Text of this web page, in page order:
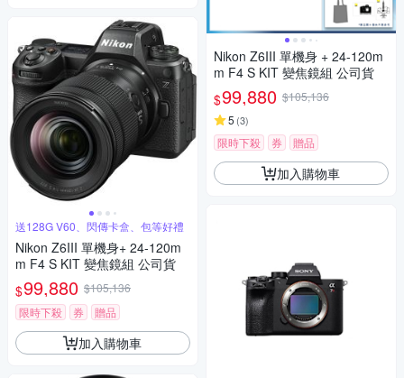
送128G V60、閃傳卡盒、包等好禮
Nikon Z6III 單機身+ 24-120m
m F4 S KIT 變焦鏡組 公司貨
$99,880 $105,136
限時下殺
券 贈品
加入購物車
Nikon Z6III 單機身 + 24-120m
m F4 S KIT 變焦鏡組 公司貨
$99,880 $105,136
5 (3)
限時下殺 券 贈品
加入購物車